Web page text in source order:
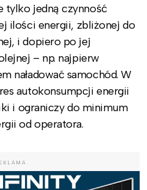
tylko jedną czynność
ilości energii, zbliżonej do
i dopiero po jej
– np. najpierw
naładować samochód. W
autokonsumpcji energii
i ograniczy do minimum
od operatora.